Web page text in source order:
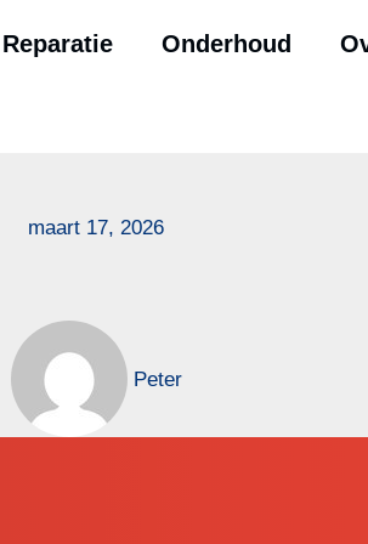
Reparatie Onderhoud
maart 17, 2026
Peter